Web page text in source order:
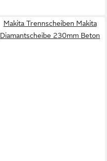
Makita Trennscheiben Makita
Diamantscheibe 230mm Beton